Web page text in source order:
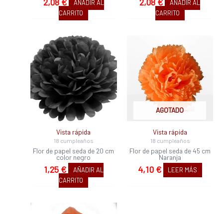
AÑADIR AL
CARRITO
AÑADIR AL
CARRITO
Vista rápida
18 cumpleaños
Flor de papel seda de 20 cm
color negro
1,25 €
AÑADIR AL
CARRITO
AGOTADO
Vista rápida
18 cumpleaños
Flor de papel seda de 45 cm
Naranja
4,10 € LEER MÁS